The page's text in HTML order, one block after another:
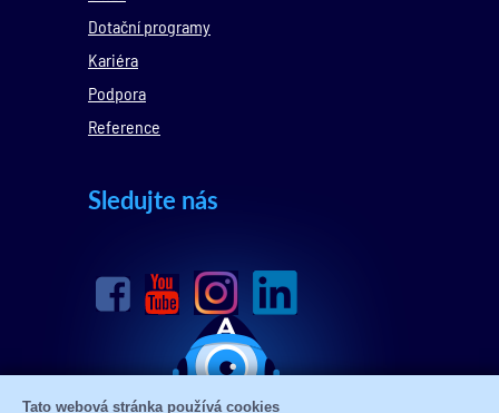
Dotační programy
Kariéra
Podpora
Reference
Sledujte nás
Tato webová stránka používá cookies